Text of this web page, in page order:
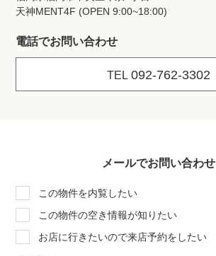
天神MENT4F (OPEN 9:00~18:00)
電話でお問い合わせ
TEL 092-762-3302
メールでお問い合わせ
この物件を内覧したい
この物件の空き情報が知りたい
お店に行きたいので来店予約をしたい